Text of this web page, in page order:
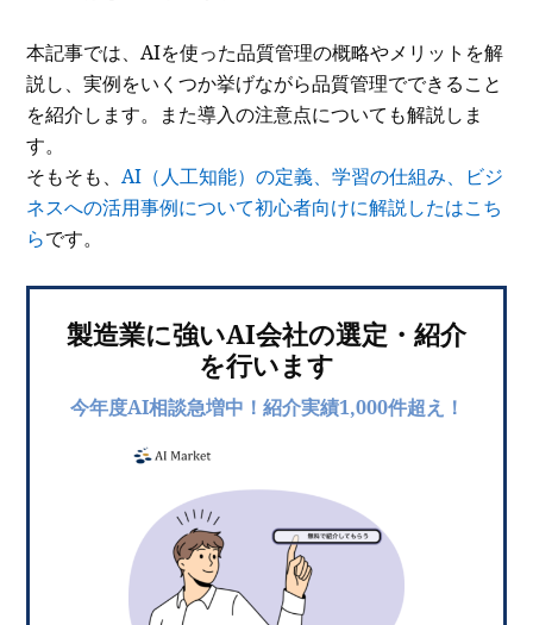
本記事では、AIを使った品質管理の概略やメリットを解
説し、実例をいくつか挙げながら品質管理でできること
を紹介します。また導入の注意点についても解説しま
す。
そもそも、AI（人工知能）の定義、学習の仕組み、ビジ
ネスへの活用事例について初心者向けに解説したはこち
らです。
製造業に強いAI会社の選定・紹介
を行います
今年度AI相談急増中！紹介実績1,000件超え！